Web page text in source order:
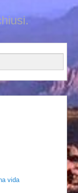
vida